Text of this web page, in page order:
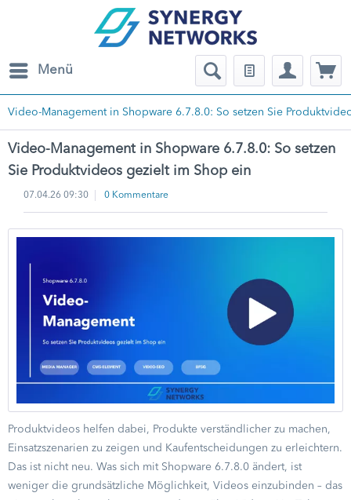
Menü
Video-Management in Shopware 6.7.8.0: So setzen Sie
Video-Management in Shopware 6.7.8.0: So setzen
Sie Produktvideos gezielt im Shop ein
07.04.26 09:30 0 Kommentare
Produktvideos helfen dabei, Produkte verständlicher zu machen,
Einsatzszenarien zu zeigen und Kaufentscheidungen zu erleichtern.
Das ist nicht neu. Was sich mit Shopware 6.7.8.0 ändert, ist
weniger die grundsätzliche Möglichkeit, Videos einzubinden – das